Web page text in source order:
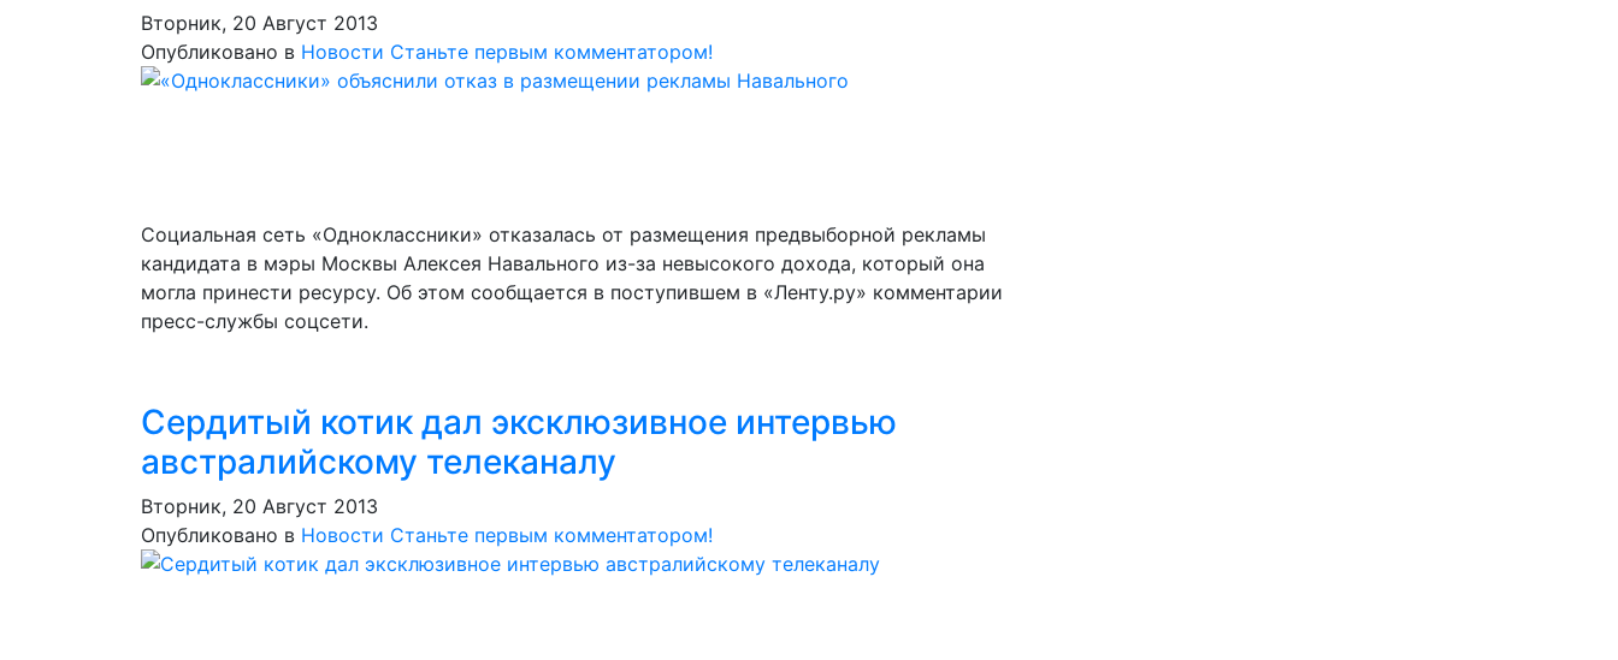
Вторник, 20 Август 2013
Опубликовано в Новости Станьте первым комментатором!
Социальная сеть «Одноклассники» отказалась от размещения предвыборной рекламы
кандидата в мэры Москвы Алексея Навального из-за невысокого дохода, который она
могла принести ресурсу. Об этом сообщается в поступившем в «Ленту.ру» комментарии
пресс-службы соцсети.
Сердитый котик дал эксклюзивное интервью
австралийскому телеканалу
Вторник, 20 Август 2013
Опубликовано в Новости Станьте первым комментатором!